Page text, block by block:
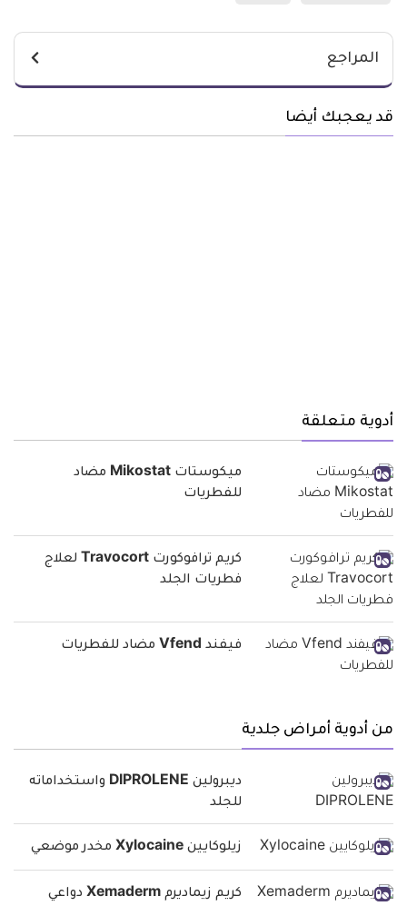
المراجع
قد يعجبك أيضا
أدوية متعلقة
ميكوستات Mikostat مضاد
للفطريات
كريم ترافوكورت Travocort لعلاج
فطريات الجلد
فيفند Vfend مضاد للفطريات
من أدوية أمراض جلدية
ديبرولين DIPROLENE واستخداماته
للجلد
زيلوكايين Xylocaine مخدر موضعي
كريم زيماديرم Xemaderm دواعي